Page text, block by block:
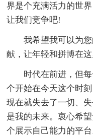
界是个充满活力的世
让我们竞争吧!
我希望我可以为您
献，让年轻和拼博在
时代在前进，但每
个开始在今天这个时
现在就失去了一切、
是我的未来。衷心希
个展示自己能力的平台